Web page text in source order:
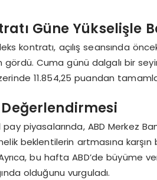
Güne Yükselişle
kontratı, açılış seansında
Cuma günü dalgalı bir
11.854,25 puandan
piyasalarında, ABD Merkez
beklentilerin artmasına karşın
bu hafta ABD’de büyüme
olduğunu vurguladı.